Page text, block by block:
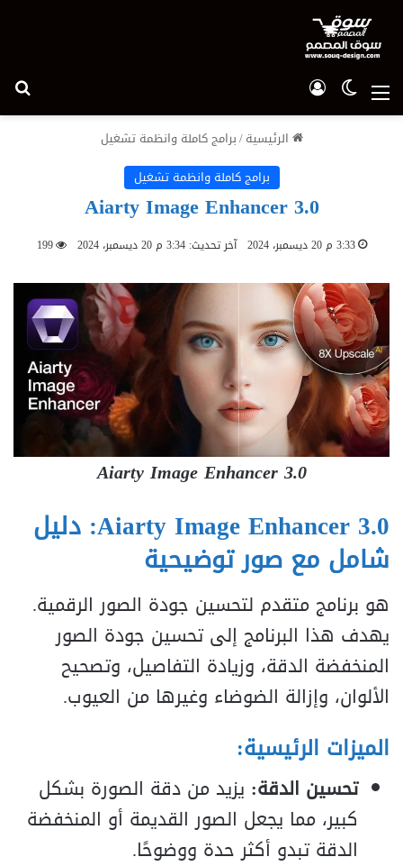
القائمة الوضع المظلم
الرئيسية/برامج كاملة وانظمة تشغيل
برامج كاملة وانظمة تشغيل
Aiarty Image Enhancer 3.0
3:33 م 20 ديسمبر، 2024 آخر تحديث: 3:34 م 20 ديسمبر، 2024 199
Aiarty Image Enhancer 3.0
Aiarty Image Enhancer 3.0: دليل
شامل مع صور توضيحية
هو برنامج متقدم لتحسين جودة الصور الرقمية.
يهدف هذا البرنامج إلى تحسين جودة الصور
المنخفضة الدقة، وزيادة التفاصيل، وتصحيح
الألوان، وإزالة الضوضاء وغيرها من العيوب.
الميزات الرئيسية:
تحسين الدقة: يزيد من دقة الصورة بشكل
كبير، مما يجعل الصور القديمة أو المنخفضة
الدقة تبدو أكثر حدة ووضوحًا.